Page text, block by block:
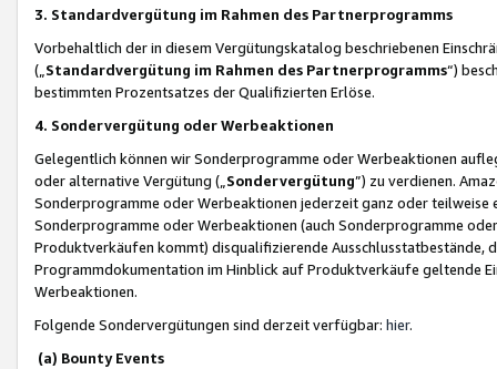
3. Standardvergütung im Rahmen des Partnerprogramms
Vorbehaltlich der in diesem Vergütungskatalog beschriebenen
(„ Standardvergütung im Rahmen des Partnerprogramms“)
bestimmten Prozentsatzes der Qualifizierten Erlöse.
4. Sondervergütung oder Werbeaktionen
Gelegentlich können wir Sonderprogramme oder Werbeaktionen
oder alternative Vergütung („ Sondervergütung”) zu verdienen.
Sonderprogramme oder Werbeaktionen jederzeit ganz oder
Sonderprogramme oder Werbeaktionen (auch Sonderprogramme
Produktverkäufen kommt) disqualifizierende Ausschlusstatbestände,
Programmdokumentation im Hinblick auf Produktverkäufe geltende
Werbeaktionen.
Folgende Sondervergütungen sind derzeit verfügbar: hier.
(a) Bounty Events